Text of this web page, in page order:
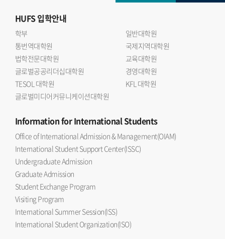
HUFS입학안내
학부
일반대학원
통번역대학원
국제지역대학원
법학전문대학원
교육대학원
글로벌공공리더십대학원
경영대학원
TESOL 대학원
KFL 대학원
글로벌미디어커뮤니케이션대학원
Informationfor International Students
Office of International Admission & Management(OIAM)
International Student Support Center(ISSC)
Undergraduate Admission
Graduate Admission
Student Exchange Program
Visiting Program
International Summer Session(ISS)
International Student Organization(ISO)